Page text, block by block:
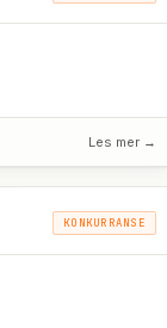
Les mer →
KONKURRANSE